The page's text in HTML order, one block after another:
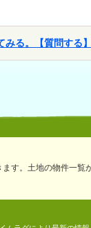
る。【質問する】
す。土地の物件一覧